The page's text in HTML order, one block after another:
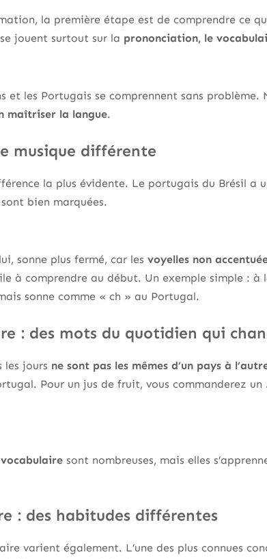
la première étape est de comprendre ce
jouent surtout sur la prononciation, le
et les Portugais se comprennent sans problème.
maîtriser la langue.
musique différente
la plus évidente. Le portugais du Brésil a
bien marquées.
sonne plus fermé, car les voyelles non
à comprendre au début. Un exemple simple : à
sonne comme « ch » au Portugal.
: des mots du quotidien qui
les jours ne sont pas les mêmes d’un pays à
Pour un jus de fruit, vous commanderez un
sont nombreuses, mais elles
: des habitudes différentes
varient également. L’une des plus connues